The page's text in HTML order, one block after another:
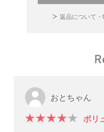
返品について
おとちゃん
ボリ